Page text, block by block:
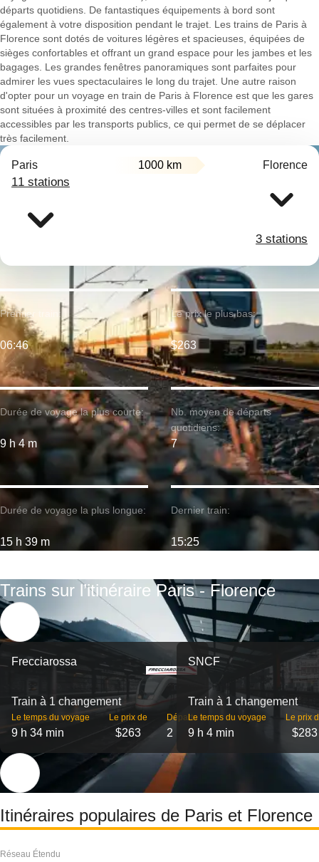
départs quotidiens. De fantastiques équipements à bord sont
également à votre disposition pendant le trajet. Les trains de Paris à
Florence sont dotés de voitures légères et spacieuses, équipées de
sièges confortables et offrant un grand espace pour les jambes et les
bagages. Les grandes fenêtres panoramiques sont parfaites pour
admirer les vues spectaculaires le long du trajet. Une autre raison
d'opter pour un voyage en train de Paris à Florence est que les gares
sont situées à proximité des centres-villes et sont facilement
accessibles par les transports publics, ce qui permet de se déplacer
très facilement.
Paris 1000 km Florence
11 stations
3 stations
Durée de voyage la plus courte:
9 h 4 m
Premier train:
06:46
Durée de voyage la plus longue:
15 h 39 m
Le prix le plus bas:
$263
Nb. moyen de départs
quotidiens:
7
Dernier train:
15:25
Trains sur l’itinéraire Paris - Florence
Frecciarossa
Train à 1 changement
Le temps du voyage
9 h 34 min
Le prix de
$263
Départs
2
SNCF
Train à 1 changement
Le temps du voyage
9 h 4 min
Le prix
$283
Itinéraires populaires de Paris et Florence
Réseau Étendu